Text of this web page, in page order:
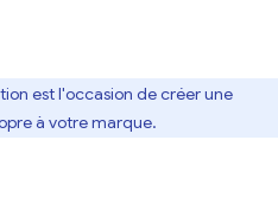
est l'occasion de créer une
à votre marque.